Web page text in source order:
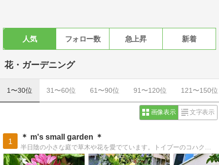
人気 フォロー数 急上昇 新着
花・ガーデニング
1〜30位 31〜60位 61〜90位 91〜120位 121〜150位
画像表示 文字表示
1
＊ m's small garden ＊